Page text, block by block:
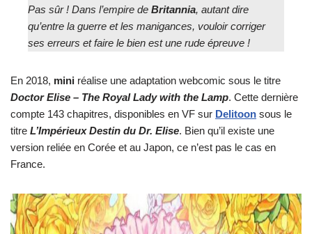
Pas sûr ! Dans l’empire de Britannia, autant dire
qu’entre la guerre et les manigances, vouloir corriger
ses erreurs et faire le bien est une rude épreuve !
En 2018, mini réalise une adaptation webcomic sous le titre
Doctor Elise – The Royal Lady with the Lamp. Cette dernière
compte 143 chapitres, disponibles en VF sur Delitoon sous le
titre L’Impérieux Destin du Dr. Elise. Bien qu’il existe une
version reliée en Corée et au Japon, ce n’est pas le cas en
France.